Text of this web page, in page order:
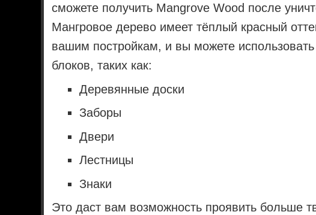
сможете получить Mangrove Wood после
Мангровое дерево имеет тёплый красный
вашим постройкам, и вы можете
блоков, таких как:
Деревянные доски
Заборы
Двери
Лестницы
Знаки
Это даст вам возможность проявить больше